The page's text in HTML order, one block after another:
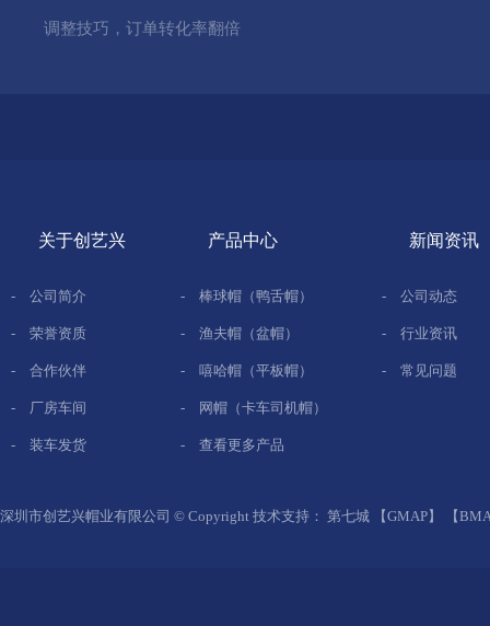
调整技巧，订单转化率翻倍​
关于创艺兴
- 公司简介
- 荣誉资质
- 合作伙伴
- 厂房车间
- 装车发货
产品中心
- 棒球帽（鸭舌帽）
- 渔夫帽（盆帽）
- 嘻哈帽（平板帽）
- 网帽（卡车司机帽）
- 查看更多产品
新闻资讯
- 公司动态
- 行业资讯
- 常见问题
深圳市创艺兴帽业有限公司 © Copyright 技术支持： 第七城 【GMAP】 【